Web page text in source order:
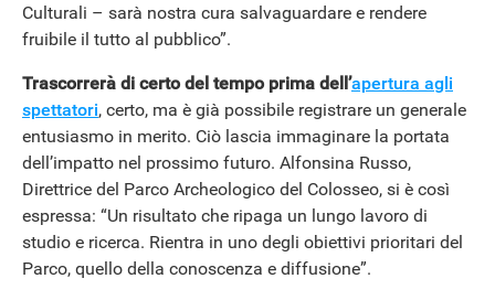
Culturali – sarà nostra cura salvaguardare e rendere
fruibile il tutto al pubblico”.
Trascorrerà di certo del tempo prima dell’apertura agli
spettatori, certo, ma è già possibile registrare un generale
entusiasmo in merito. Ciò lascia immaginare la portata
dell’impatto nel prossimo futuro. Alfonsina Russo,
Direttrice del Parco Archeologico del Colosseo, si è così
espressa: “Un risultato che ripaga un lungo lavoro di
studio e ricerca. Rientra in uno degli obiettivi prioritari del
Parco, quello della conoscenza e diffusione”.